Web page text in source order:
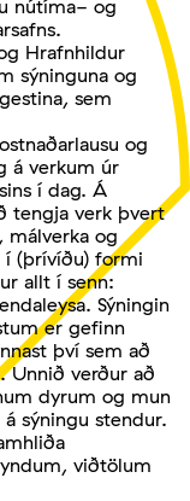
nútíma- og
Hrafnhildur
sýninguna og
sem
og
á verkum úr
í dag. Á
tengja verk þvert
og
í (þrívíðu) formi
allt í senn:
Sýningin
er gefinn
því sem að
Unnið verður að
dyrum og mun
sýningu stendur.
viðtölum